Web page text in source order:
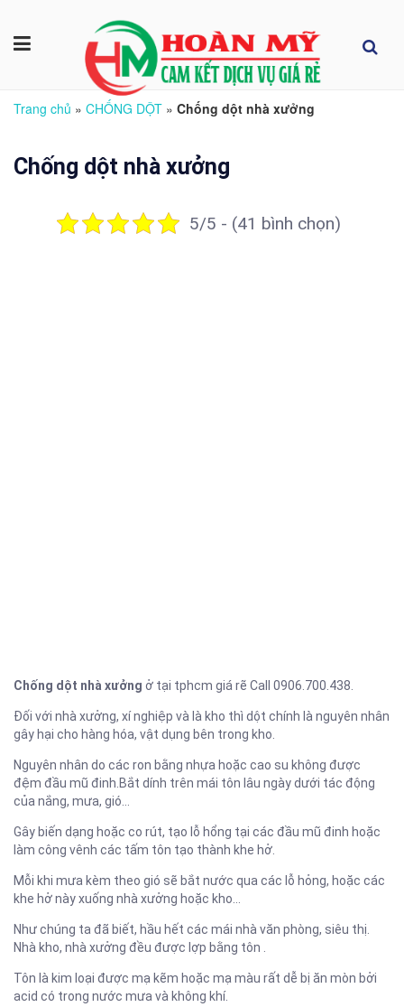
Trang chủ » CHỐNG DỘT » Chống dột nhà xưởng
Chống dột nhà xưởng
5/5 - (41 bình chọn)
Chống dột nhà xưởng ở tại tphcm giá rẽ Call 0906.700.438.
Đối với nhà xưởng, xí nghiệp và là kho thì dột chính là nguyên nhân
gây hại cho hàng hóa, vật dụng bên trong kho.
Nguyên nhân do các ron bằng nhựa hoặc cao su không được
đệm đầu mũ đinh.Bắt dính trên mái tôn lâu ngày dưới tác động
của nắng, mưa, gió…
Gây biến dạng hoặc co rút, tạo lỗ hổng tại các đầu mũ đinh hoặc
làm công vênh các tấm tôn tạo thành khe hở.
Mỗi khi mưa kèm theo gió sẽ bắt nước qua các lỗ hỏng, hoặc các
khe hở này xuống nhà xưởng hoặc kho…
Như chúng ta đã biết, hầu hết các mái nhà văn phòng, siêu thị.
Nhà kho, nhà xưởng đều được lợp bằng tôn .
Tôn là kim loại được mạ kẽm hoặc mạ màu rất dễ bị ăn mòn bởi
acid có trong nước mưa và không khí.